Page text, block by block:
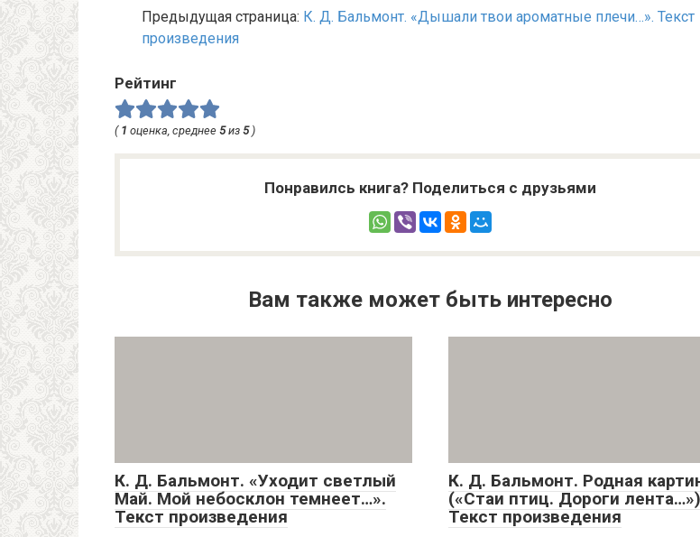
Предыдущая страница: К. Д. Бальмонт. «Дышали твои ароматные плечи…». Текст
произведения
Рейтинг
( 1 оценка, среднее 5из 5)
Понравилсь книга? Поделиться с друзьями
Вам также может быть интересно
К. Д. Бальмонт. «Уходит светлый
Май. Мой небосклон темнеет…».
Текст произведения
К. Д. Бальмонт. Родная
(«Стаи птиц. Дороги
Текст произведения